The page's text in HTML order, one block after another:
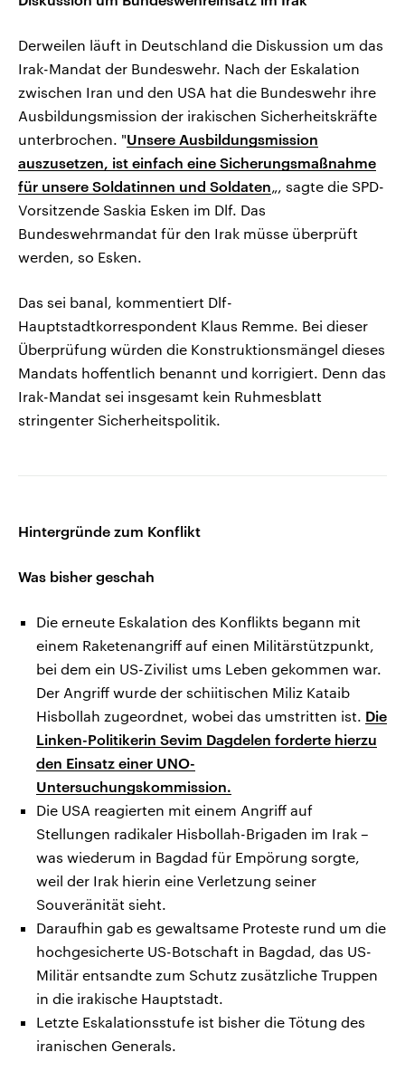
Derweilen läuft in Deutschland die Diskussion um das
Irak-Mandat der Bundeswehr. Nach der Eskalation
zwischen Iran und den USA hat die Bundeswehr ihre
Ausbildungsmission der irakischen Sicherheitskräfte
unterbrochen. "Unsere Ausbildungsmission
auszusetzen, ist einfach eine Sicherungsmaßnahme
für unsere Soldatinnen und Soldaten„, sagte die SPD-
Vorsitzende Saskia Esken im Dlf. Das
Bundeswehrmandat für den Irak müsse überprüft
werden, so Esken.
Das sei banal, kommentiert Dlf-
Hauptstadtkorrespondent Klaus Remme. Bei dieser
Überprüfung würden die Konstruktionsmängel dieses
Mandats hoffentlich benannt und korrigiert. Denn das
Irak-Mandat sei insgesamt kein Ruhmesblatt
stringenter Sicherheitspolitik.
Hintergründe zum Konflikt
Was bisher geschah
Die erneute Eskalation des Konflikts begann mit
einem Raketenangriff auf einen Militärstützpunkt,
bei dem ein US-Zivilist ums Leben gekommen war.
Der Angriff wurde der schiitischen Miliz Kataib
Hisbollah zugeordnet, wobei das umstritten ist. Die
Linken-Politikerin Sevim Dagdelen forderte hierzu
den Einsatz einer UNO-
Untersuchungskommission.
Die USA reagierten mit einem Angriff auf
Stellungen radikaler Hisbollah-Brigaden im Irak –
was wiederum in Bagdad für Empörung sorgte,
weil der Irak hierin eine Verletzung seiner
Souveränität sieht.
Daraufhin gab es gewaltsame Proteste rund um die
hochgesicherte US-Botschaft in Bagdad, das US-
Militär entsandte zum Schutz zusätzliche Truppen
in die irakische Hauptstadt.
Letzte Eskalationsstufe ist bisher die Tötung des
iranischen Generals.